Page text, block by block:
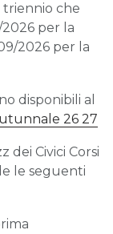
triennio che
per la
2026 per la
disponibili al
26 27
dei Civici Corsi
le seguenti